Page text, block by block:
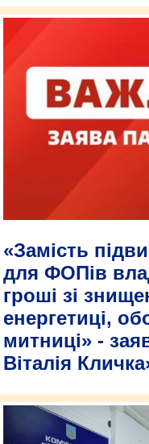
«Замість
для ФОПів
гроші зі
енергетиці,
митниці» -
Віталія